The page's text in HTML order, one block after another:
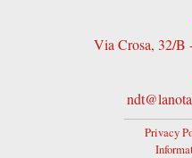
Via Crosa, 32/B
Privacy